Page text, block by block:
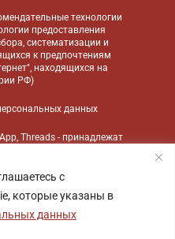
с
которые указаны в
данных
технологии
предоставления
систематизации и
к предпочтениям
находящихся на
РФ)
данных
Threads - принадлежат